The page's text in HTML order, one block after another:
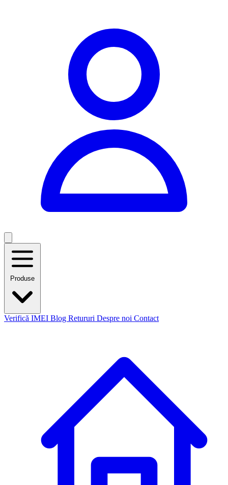
Produse
Verifică IMEI Blog Retururi Despre noi Contact